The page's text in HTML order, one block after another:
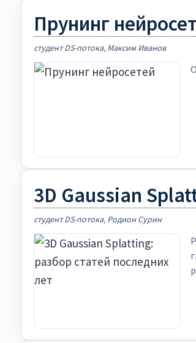
Прунинг
студент DS-потока, Максим Иванов
3D Gaussian
студент DS-потока, Родион Сурин